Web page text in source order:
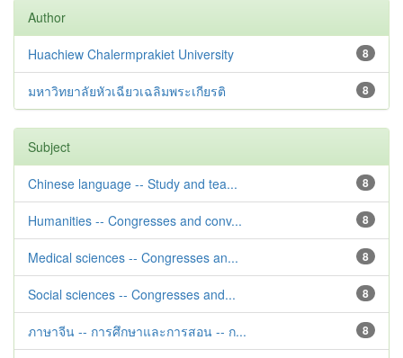
Author
8
Huachiew Chalermprakiet University
8
มหาวิทยาลัยหัวเฉียวเฉลิมพระเกียรติ
Subject
8
Chinese language -- Study and tea...
8
Humanities -- Congresses and conv...
8
Medical sciences -- Congresses an...
8
Social sciences -- Congresses and...
8
ภาษาจีน -- การศึกษาและการสอน -- ก...